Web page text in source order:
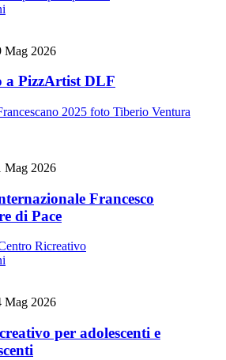
Mag 2026
a PizzArtist DLF
Mag 2026
Francesco
di Pace
Mag 2026
per adolescenti e